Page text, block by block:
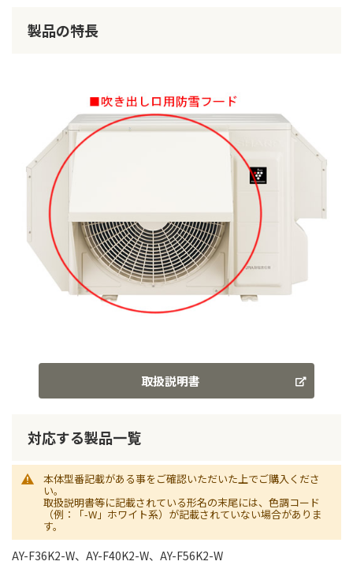
製品の特長
取扱説明書
対応する製品一覧
本体型番記載がある事をご確認いただいた上でご購入くださ
い。
取扱説明書等に記載されている形名の末尾には、色調コード
（例：「-W」ホワイト系）が記載されていない場合がありま
す。
AY-F36K2-W、AY-F40K2-W、AY-F56K2-W